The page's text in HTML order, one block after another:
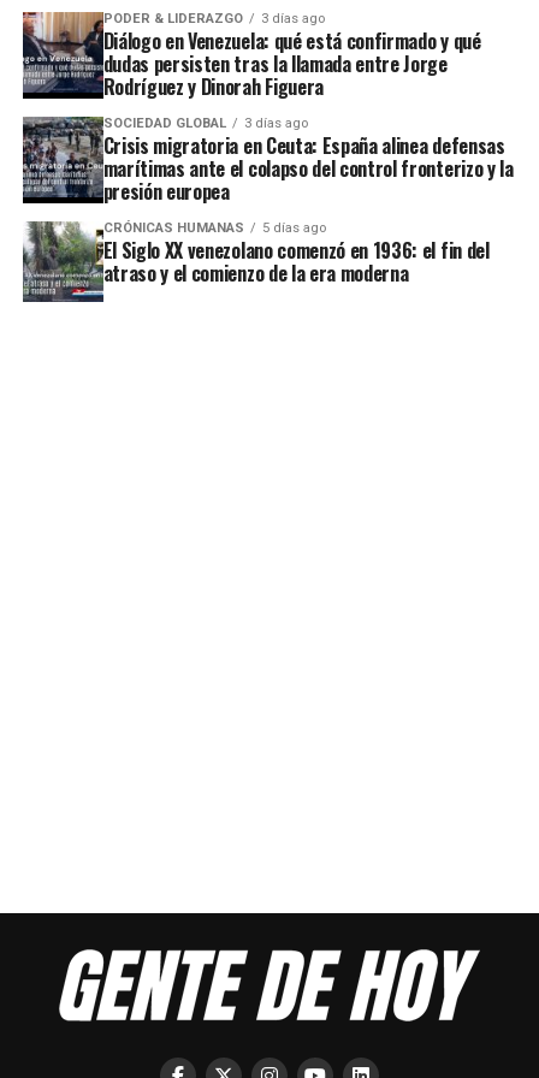
PODER & LIDERAZGO 3 días ago
Diálogo en Venezuela: qué está confirmado y qué
dudas persisten tras la llamada entre Jorge
Rodríguez y Dinorah Figuera
SOCIEDAD GLOBAL 3 días ago
Crisis migratoria en Ceuta: España alinea defensas
marítimas ante el colapso del control fronterizo y la
presión europea
CRÓNICAS HUMANAS 5 días ago
El Siglo XX venezolano comenzó en 1936: el fin del
atraso y el comienzo de la era moderna